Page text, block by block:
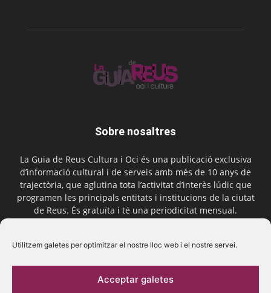
Utilitzem galetes per optimitzar el nostre lloc web i el nostre servei.
Acceptar galetes
Sobre nosaltres
La Guia de Reus Cultura i Oci és una publicació exclusiva
d’informació cultural i de serveis amb més de 10 anys de
trajectòria, que aglutina tota l’activitat d’interès lúdic que
programen les principals entitats i institucions de la ciutat
de Reus. És gratuïta i té una periodicitat mensual.
Segueix-nos